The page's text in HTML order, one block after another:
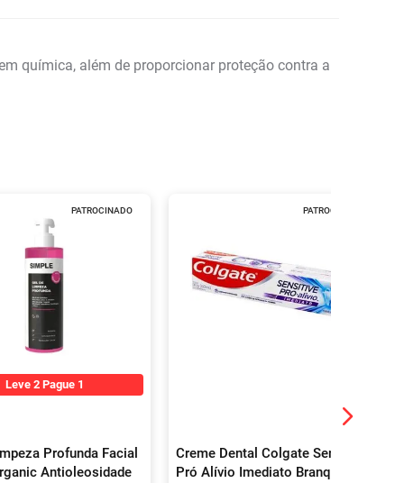
química, além de proporcionar proteção contra a
PATROCINADO
Leve 2 Pague 1
Profunda Facial
Antioleosidade
PATROCINADO
Creme Dental Colgate Sensitive
Pró Alívio Imediato Branqueador